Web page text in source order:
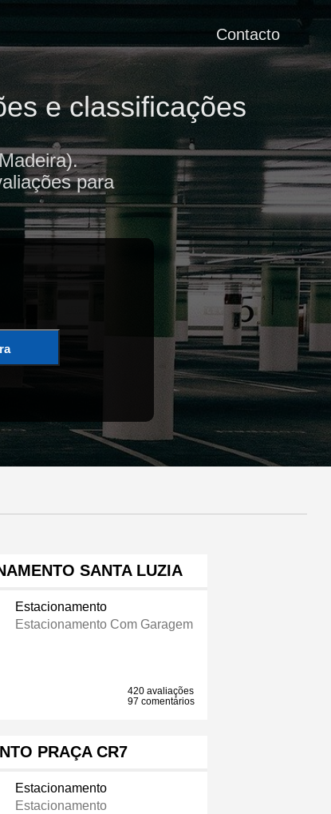
Contacto
e classificações
para
SANTA LUZIA
Estacionamento
Estacionamento Com Garagem
420 avaliações
97 comentários
PRAÇA CR7
Estacionamento
Estacionamento